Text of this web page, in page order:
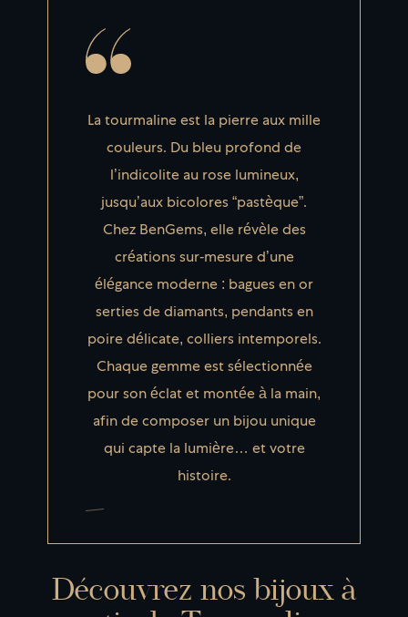
La tourmaline est la pierre aux mille
couleurs. Du bleu profond de
l’indicolite au rose lumineux,
jusqu’aux bicolores “pastèque”.
Chez BenGems, elle révèle des
créations sur-mesure d’une
élégance moderne : bagues en or
serties de diamants, pendants en
poire délicate, colliers intemporels.
Chaque gemme est sélectionnée
pour son éclat et montée à la main,
afin de composer un bijou unique
qui capte la lumière… et votre
histoire.
Découvrez nos bijoux à